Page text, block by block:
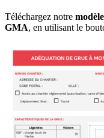
Téléchargez notre
GMA, en utilisant le